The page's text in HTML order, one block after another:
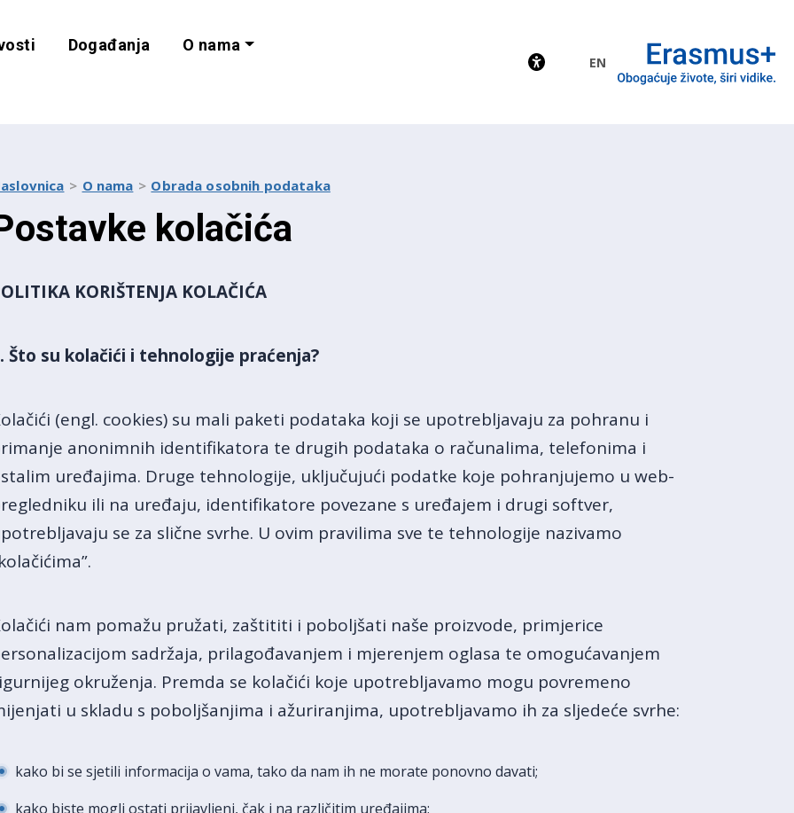
i programe EU
Događanja O nama
EN
O nama Obrada osobnih podataka
kolačića
KORIŠTENJA KOLAČIĆA
Što su kolačići i tehnologije praćenja?
(engl. cookies) su mali paketi podataka koji se upotrebljavaju za pohranu i
anonimnih identifikatora te drugih podataka o računalima, telefonima i
uređajima. Druge tehnologije, uključujući podatke koje pohranjujemo u web-
ili na uređaju, identifikatore povezane s uređajem i drugi softver,
se za slične svrhe. U ovim pravilima sve te tehnologije nazivamo
nam pomažu pružati, zaštititi i poboljšati naše proizvode, primjerice
sadržaja, prilagođavanjem i mjerenjem oglasa te omogućavanjem
okruženja. Premda se kolačići koje upotrebljavamo mogu povremeno
u skladu s poboljšanjima i ažuriranjima, upotrebljavamo ih za sljedeće svrhe:
kako bi se sjetili informacija o vama, tako da nam ih ne morate ponovno davati;
kako biste mogli ostati prijavljeni, čak i na različitim uređajima;